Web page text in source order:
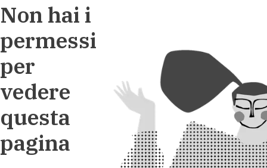
Non hai i
permessi
per
vedere
questa
pagina